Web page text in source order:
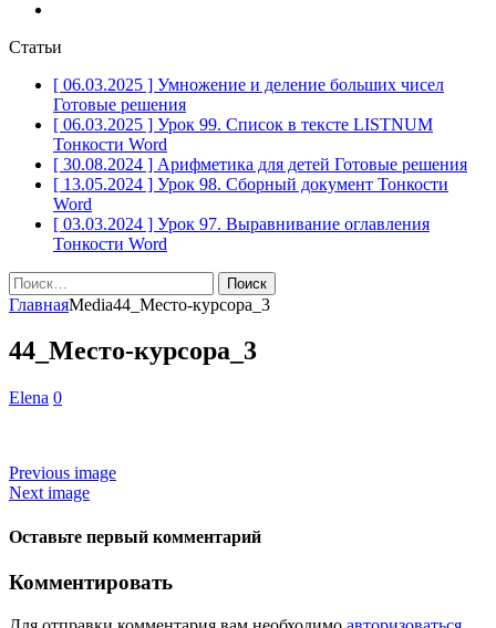
Статьи
[ 06.03.2025 ] Умножение и деление больших чисел
Готовые решения
[ 06.03.2025 ] Урок 99. Список в тексте LISTNUM
Тонкости Word
[ 30.08.2024 ] Арифметика для детей Готовые решения
[ 13.05.2024 ] Урок 98. Сборный документ Тонкости
Word
[ 03.03.2024 ] Урок 97. Выравнивание оглавления
Тонкости Word
Найти:
ГлавнаяMedia44_Место-курсора_3
44_Место-курсора_3
Elena 0
Previous image
Next image
Оставьте первый комментарий
Комментировать